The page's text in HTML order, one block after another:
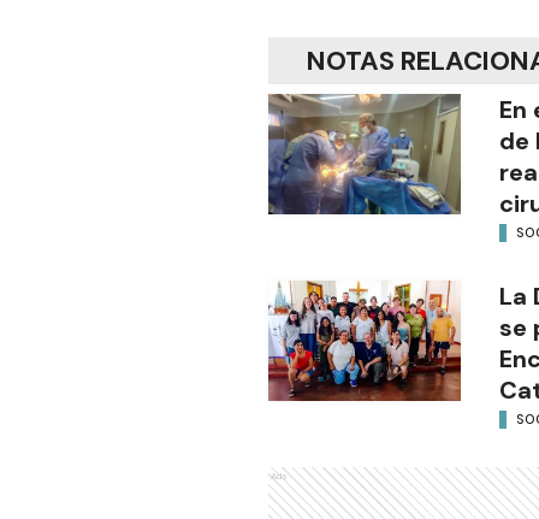
NOTAS
En
de
La
se
Ads